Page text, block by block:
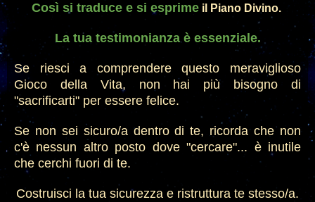
Così si traduce e si esprimeil Piano Divino.
La tua testimonianza è essenziale.
Se riesci a comprendere questo meraviglioso
Gioco della Vita, non hai più bisogno di
"sacrificarti" per essere felice.
Se non sei sicuro/a dentro di te, ricorda che non
c'è nessun altro posto dove "cercare"... è inutile
che cerchi fuori di te.
Costruisci la tua sicurezza e ristruttura te stesso/a.